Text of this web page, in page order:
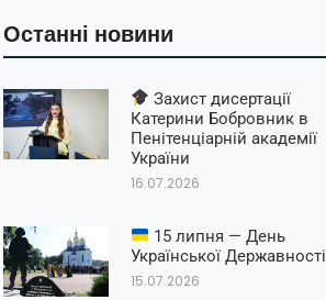
Останні новини
Захист дисертації
Катерини Бобровник в
Пенітенціарній академії
України
16.07.2026
15 липня — День
Української Державності
15.07.2026